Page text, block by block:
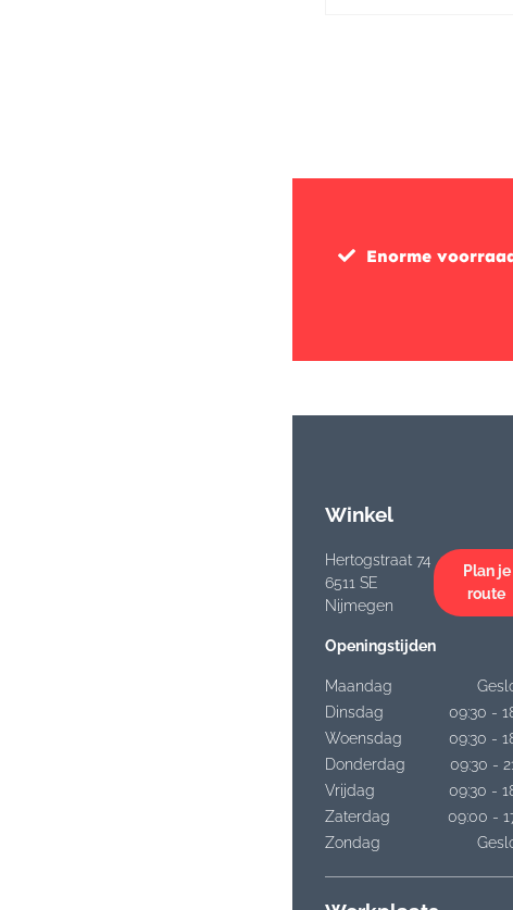
Enorme
Winkel
Hertogstraat 74
6511 SE
Nijmegen
Plan je
route
Openingstijden
Maandag
Dinsdag
09:30 -
Woensdag
09:30 -
Donderdag
09:30 -
Vrijdag
09:30 -
Zaterdag
09:00 -
Zondag